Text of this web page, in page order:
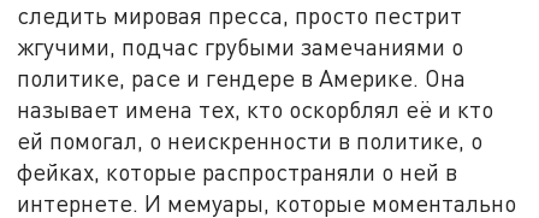
следить мировая пресса, просто пестрит
жгучими, подчас грубыми замечаниями о
политике, расе и гендере в Америке. Она
называет имена тех, кто оскорблял её и кто
ей помогал, о неискренности в политике, о
фейках, которые распространяли о ней в
интернете. И мемуары, которые моментально